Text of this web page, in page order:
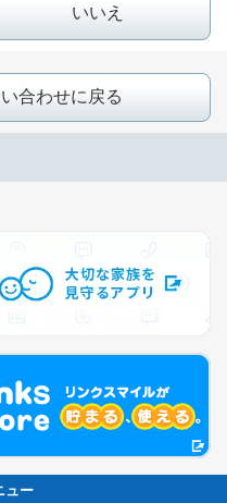
いいえ
合わせに戻る
ュー